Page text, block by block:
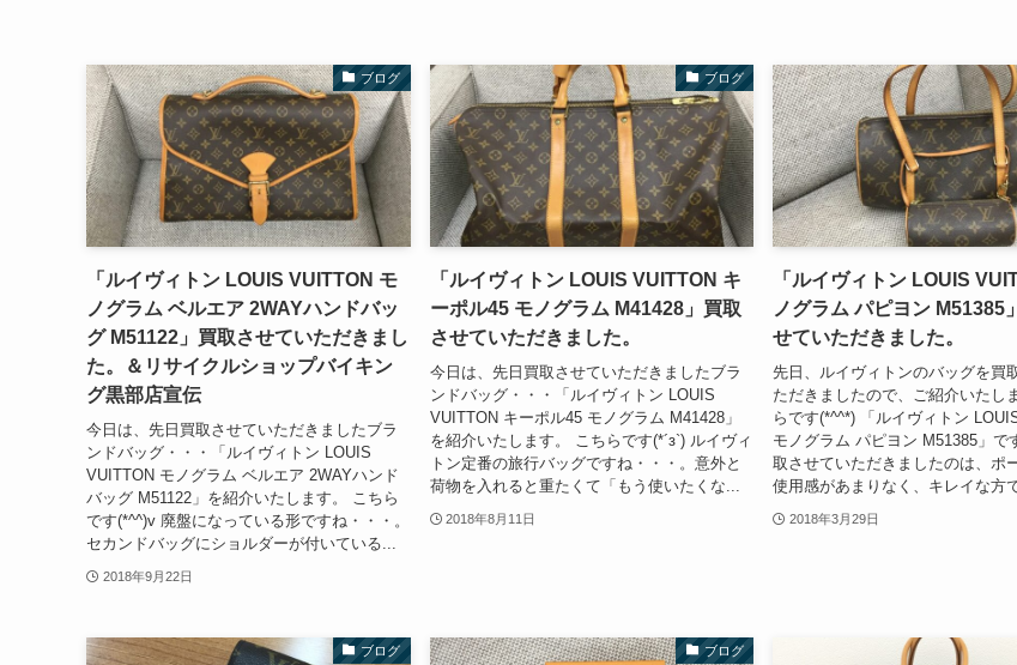
ブログ
「ルイヴィトン LOUIS VUITTON モ
ノグラム ベルエア 2WAYハンドバッ
グ M51122」買取させていただきまし
た。＆リサイクルショップバイキン
グ黒部店宣伝
今日は、先日買取させていただきましたブラ
ンドバッグ・・・「ルイヴィトン LOUIS
VUITTON モノグラム ベルエア 2WAYハンド
バッグ M51122」を紹介いたします。 こちら
です(*^^)v 廃盤になっている形ですね・・・。
セカンドバッグにショルダーが付いている...
2018年9月22日
ブログ
「ルイヴィトン LOUIS VUITTON キ
ーポル45 モノグラム M41428」買取
させていただきました。
今日は、先日買取させていただきましたブラ
ンドバッグ・・・「ルイヴィトン LOUIS
VUITTON キーポル45 モノグラム M41428」
を紹介いたします。 こちらです(*´з`) ルイヴィ
トン定番の旅行バッグですね・・・。意外と
荷物を入れると重たくて「もう使いたくな...
2018年8月11日
「ルイヴィトン LOUIS
ノグラム パピヨン M51385
せていただきました。
先日、ルイヴィトンのバッグを買
ただきましたので、ご紹介いたし
らです(*^^*) 「ルイヴィトン
モノグラム パピヨン M51385」で
取させていただきましたのは、ポ
使用感があまりなく、キレイな方
2018年3月29日
ブログ ブログ